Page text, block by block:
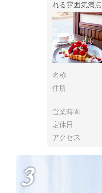
れる雰囲気満
名称
住所
営業時間
定休日
アクセス
3